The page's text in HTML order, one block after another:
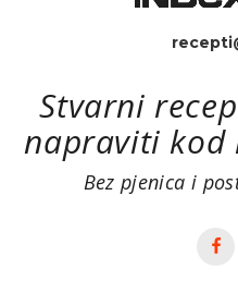
Stvarni
napraviti kod
Bez pjenica i